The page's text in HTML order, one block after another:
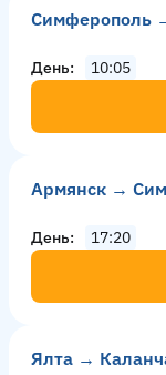
Симферополь
День
10:05
Армянск →
День
17:20
Ялта →